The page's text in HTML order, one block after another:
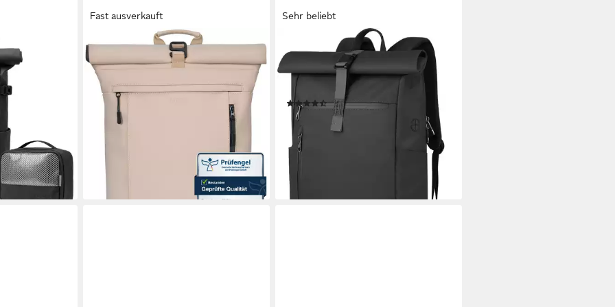
Rolltop
Case &
Herren
-
bei dir
Fast ausverkauft
AARON
Rucksack UNI Rolltop Rucksack aus
recyceltem PU-Leder - 16-22L,
Beige
39,99 €
lieferbar - in 4-5 Werktagen bei dir
Sehr beliebt
Laptoprucksack RollTop Rucksack
Herren Damen 25L-30L
Schulrucksack, rucksack wasserdicht
(306)
38,00 € UVP
nur bis Dienstag
-62%
lieferbar - in 4-5 Werktagen bei dir